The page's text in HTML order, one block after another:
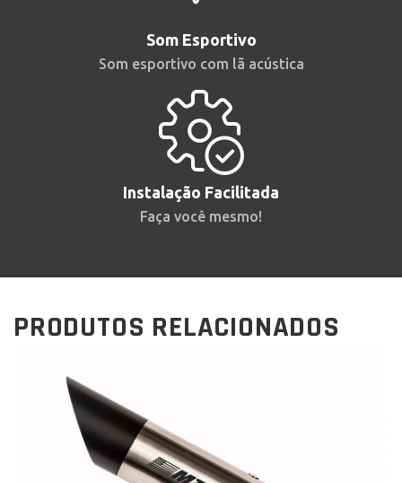
Som Esportivo
Som esportivo com lã acústica
Instalação Facilitada
Faça você mesmo!
PRODUTOS RELACIONADOS